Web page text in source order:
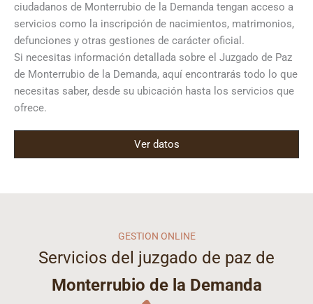
ciudadanos de Monterrubio de la Demanda tengan acceso a
servicios como la inscripción de nacimientos, matrimonios,
defunciones y otras gestiones de carácter oficial.
Si necesitas información detallada sobre el Juzgado de Paz
de Monterrubio de la Demanda, aquí encontrarás todo lo que
necesitas saber, desde su ubicación hasta los servicios que
ofrece.
Ver datos
GESTION ONLINE
Servicios del juzgado de paz de
Monterrubio de la Demanda